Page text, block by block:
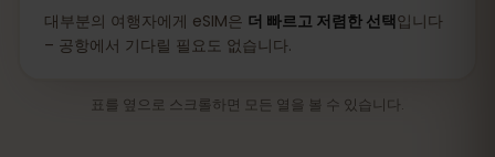
대부분의 여행자에게 eSIM은 더 빠르고 저렴한 선택입니다
– 공항에서 기다릴 필요도 없습니다.
표를 옆으로 스크롤하면 모든 열을 볼 수 있습니다.